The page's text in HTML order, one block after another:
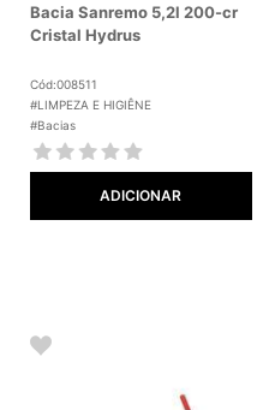
Bacia Sanremo 5,2l 200-cr
Cristal Hydrus
Cód:008511
#LIMPEZA E HIGIÊNE
#Bacias
ADICIONAR